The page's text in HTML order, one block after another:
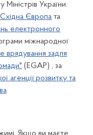
Міністрів України.
Європа та
електронного
міжнародної
врядування задля
(EGAP) , за
агенції розвитку та